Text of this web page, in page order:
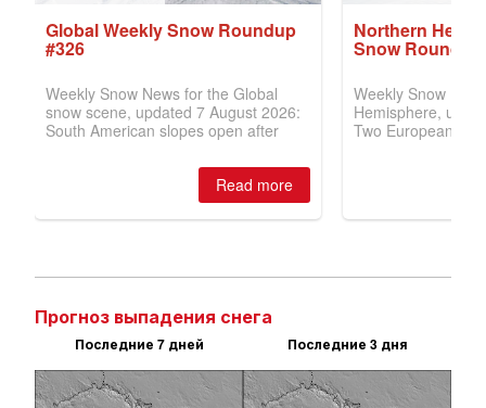
Прогноз выпадения снега
Последние 7 дней Последние 3 дня